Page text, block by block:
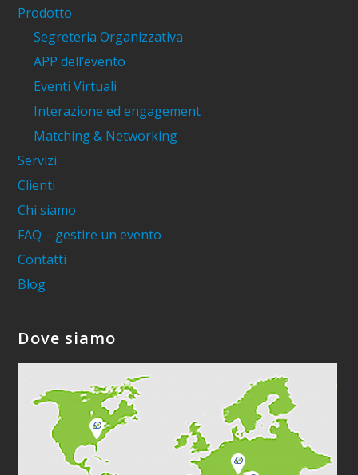
Prodotto
Segreteria Organizzativa
APP dell’evento
Eventi Virtuali
Interazione ed engagement
Matching & Networking
Servizi
Clienti
Chi siamo
FAQ – gestire un evento
Contatti
Blog
Dove siamo